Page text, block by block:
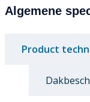
Algemene
Product